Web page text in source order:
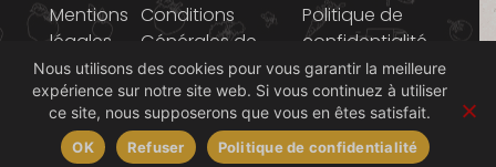
© 2014-2026 Graines
d'ici
Mentions
légales
Conditions
Générales de
Vente
Politique de
confidentialité
Nous utilisons des cookies pour vous garantir la meilleure
expérience sur notre site web. Si vous continuez à utiliser
ce site, nous supposerons que vous en êtes satisfait.
OK Refuser Politique de confidentialité